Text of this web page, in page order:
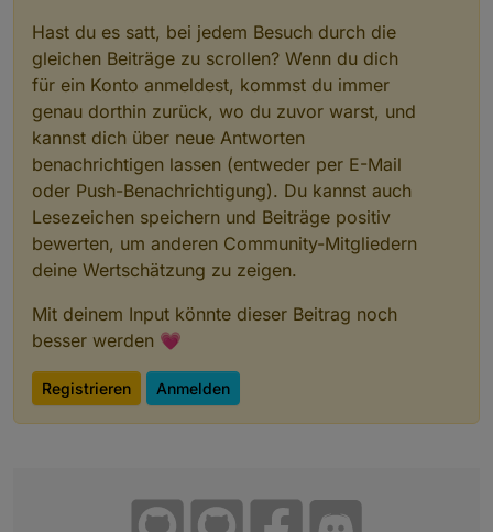
Hast du es satt, bei jedem Besuch durch die
gleichen Beiträge zu scrollen? Wenn du dich
für ein Konto anmeldest, kommst du immer
genau dorthin zurück, wo du zuvor warst, und
kannst dich über neue Antworten
benachrichtigen lassen (entweder per E-Mail
oder Push-Benachrichtigung). Du kannst auch
Lesezeichen speichern und Beiträge positiv
bewerten, um anderen Community-Mitgliedern
deine Wertschätzung zu zeigen.
Mit deinem Input könnte dieser Beitrag noch
besser werden 💗
Registrieren Anmelden